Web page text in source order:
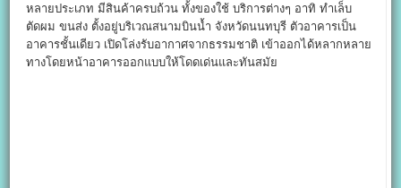
หลายประเภท มีสินค้าครบถ้วน ทั้งของใช้ บริการต่างๆ อาทิ ทำเล็บ
ตัดผม ขนส่ง ตั้งอยู่บริเวณสนามบินน้ำ จังหวัดนนทบุรี ตัวอาคารเป็น
อาคารชั้นเดียว เปิดโล่งรับอากาศจากธรรมชาติ เข้าออกได้หลากหลาย
ทางโดยหน้าอาคารออกแบบให้โดดเด่นและทันสมัย